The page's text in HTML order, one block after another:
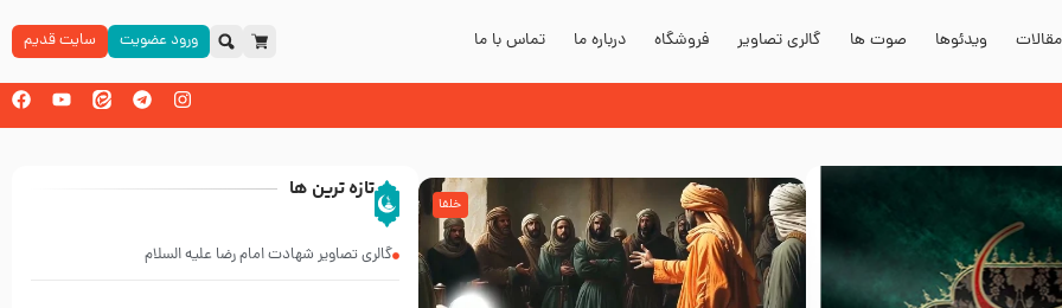
مقالات ویدئوها صوت ها گالری تصاویر فروشگاه درباره ما تماس با ما ورود عضویت سایت قدیم
خلفا
تازه ترین ها
گالری تصاویر شهادت امام رضا علیه السلام